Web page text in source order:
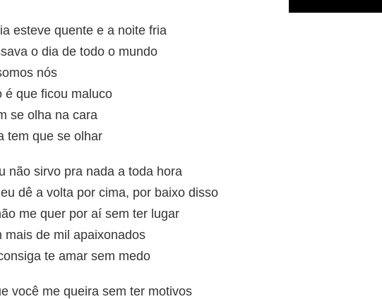
esteve quente e a noite fria
o dia de todo o mundo
nós
é que ficou maluco
se olha na cara
tem que se olhar
não sirvo pra nada a toda hora
dê a volta por cima, por baixo disso
me quer por aí sem ter lugar
mais de mil apaixonados
te amar sem medo
você me queira sem ter motivos